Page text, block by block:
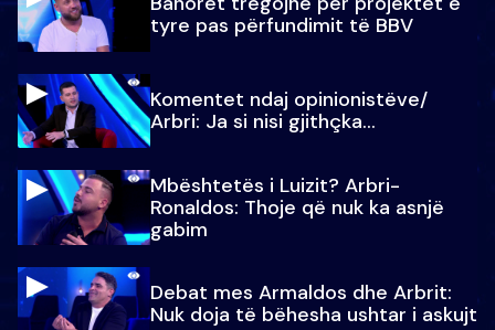
tyre pas përfundimit të BBV
Komentet ndaj opinionistëve/
Arbri: Ja si nisi gjithçka…
Mbështetës i Luizit? Arbri-
Ronaldos: Thoje që nuk ka asnjë
gabim
Debat mes Armaldos dhe Arbrit:
Nuk doja të bëhesha ushtar i askujt